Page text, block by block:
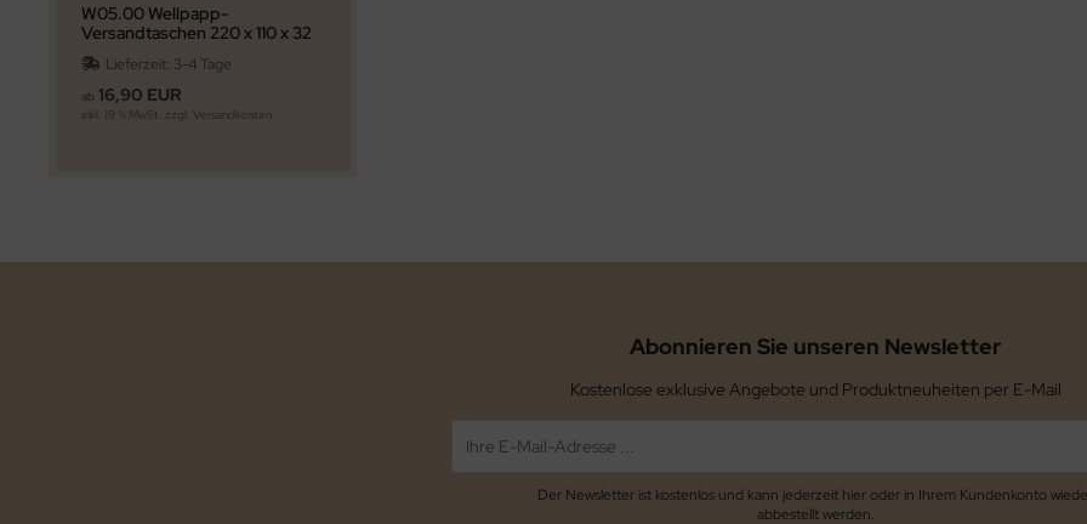
W05.00 Wellpapp-
Versandtaschen 220 x 110 x 32
mm quer
Lieferzeit: 3-4 Tage
ab 16,90 EUR
inkl. 19 % MwSt. zzgl. Versandkosten
Abonnieren Sie unseren Newsletter
Kostenlose exklusive Angebote und Produktneuheiten per E-Mail
Der Newsletter ist kostenlos und kann jederzeit hier oder in Ihrem Kundenkonto
abbestellt werden.